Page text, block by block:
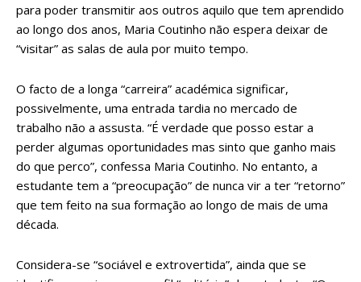
para poder transmitir aos outros aquilo que tem aprendido
ao longo dos anos, Maria Coutinho não espera deixar de
“visitar” as salas de aula por muito tempo.
O facto de a longa “carreira” académica significar,
possivelmente, uma entrada tardia no mercado de
trabalho não a assusta. “É verdade que posso estar a
perder algumas oportunidades mas sinto que ganho mais
do que perco”, confessa Maria Coutinho. No entanto, a
estudante tem a “preocupação” de nunca vir a ter “retorno”
que tem feito na sua formação ao longo de mais de uma
década.
Considera-se “sociável e extrovertida”, ainda que se